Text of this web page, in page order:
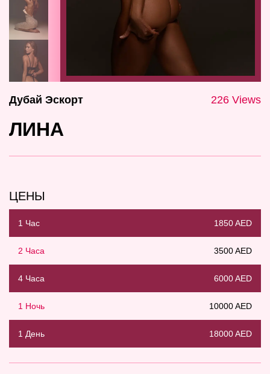
Дубай Эскорт 226 Views
ЛИНА
ЦЕНЫ
1 Час 1850 AED
2 Часа 3500 AED
4 Часа 6000 AED
1 Ночь 10000 AED
1 День 18000 AED